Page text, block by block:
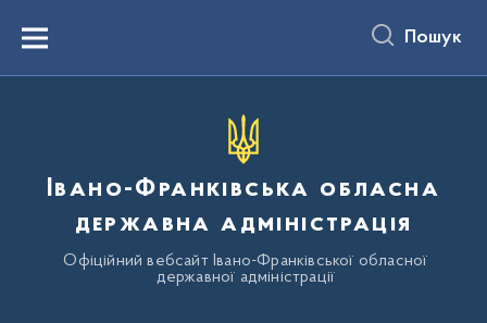
вмістуMenu Пошук
Івано-Франківська обласна
державна адміністрація
Офіційний вебсайт Івано-Франківської обласної
державної адміністрації